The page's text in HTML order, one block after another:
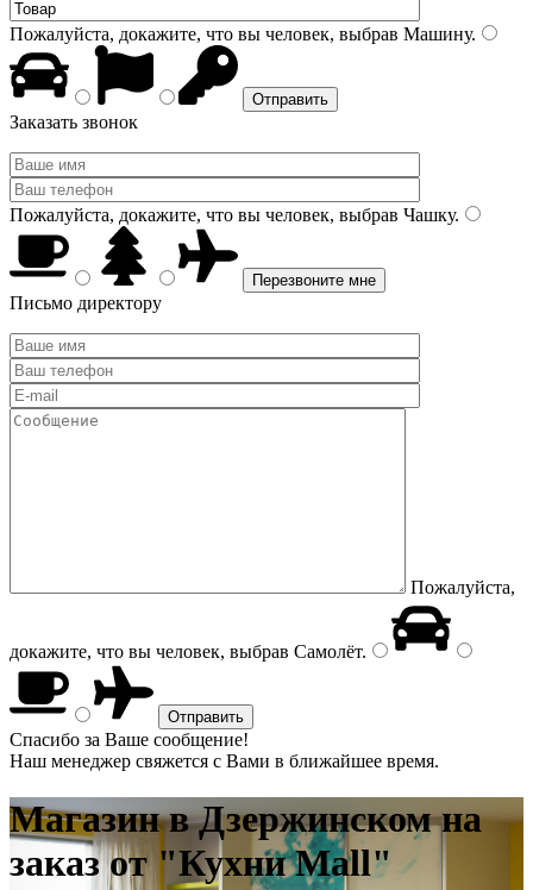
Пожалуйста, докажите, что вы человек, выбрав Машину.
Заказать звонок
Пожалуйста, докажите, что вы человек, выбрав Чашку.
Письмо директору
Пожалуйста,
докажите, что вы человек, выбрав Самолёт.
Спасибо за Ваше сообщение!
Наш менеджер свяжется с Вами в ближайшее время.
Магазинв Дзержинском на
заказ от "Кухни Mall"